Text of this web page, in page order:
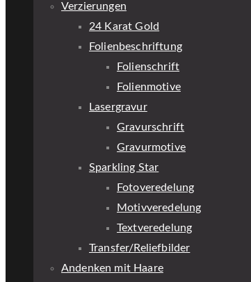
Verzierungen
24 Karat Gold
Folienbeschriftung
Folienschrift
Folienmotive
Lasergravur
Gravurschrift
Gravurmotive
Sparkling Star
Fotoveredelung
Motivveredelung
Textveredelung
Transfer/Reliefbilder
Andenken mit Haare